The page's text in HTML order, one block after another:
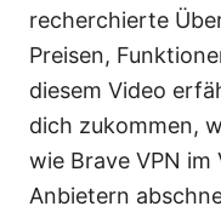
recherchierte
Preisen,
diesem Video
dich zukommen,
wie Brave VPN im
Anbietern